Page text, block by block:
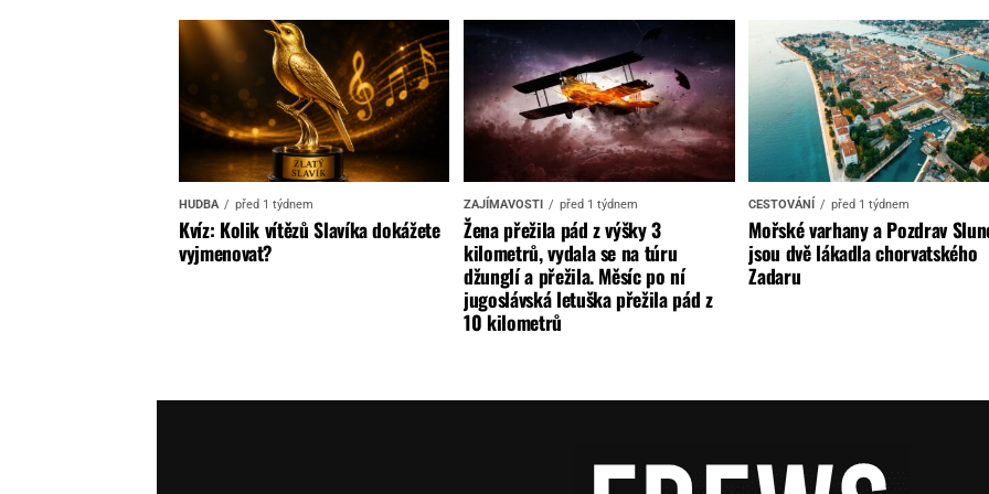
HUDBA před 1 týdnem
Kvíz: Kolik vítězů Slavíka dokážete
vyjmenovat?
ZAJÍMAVOSTI před 1 týdnem
Žena přežila pád z výšky 3
kilometrů, vydala se na túru
džunglí a přežila. Měsíc po ní
jugoslávská letuška přežila pád z
10 kilometrů
CESTOVÁNÍ před 1 týdnem
Mořské varhany a Pozdrav
jsou dvě lákadla chorvatského
Zadaru